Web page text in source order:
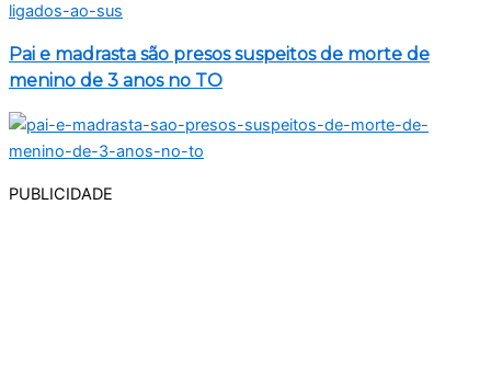
Pai e madrasta são presos suspeitos de morte de
menino de 3 anos no TO
PUBLICIDADE